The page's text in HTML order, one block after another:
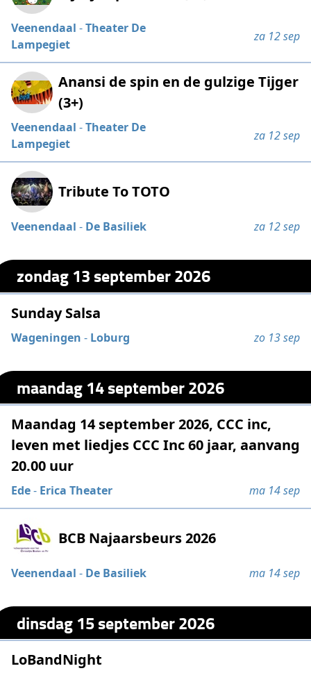
Veenendaal -Theater De
Lampegiet
za 12 sep
Anansi de spin en de gulzige Tijger
(3+)
Veenendaal -Theater De
Lampegiet
za 12 sep
Tribute To TOTO
Veenendaal - De Basiliek za 12 sep
zondag 13 september 2026
Sunday Salsa
Wageningen - Loburg zo 13 sep
maandag 14 september 2026
Maandag 14 september 2026, CCC inc,
leven met liedjes CCC Inc 60 jaar, aanvang
20.00 uur
Ede- Erica Theater ma 14 sep
BCB Najaarsbeurs 2026
Veenendaal - De Basiliek ma 14 sep
dinsdag 15 september 2026
LoBandNight